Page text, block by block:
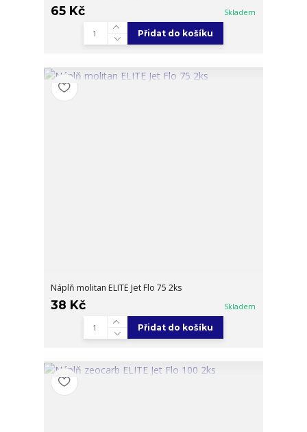
65 Kč Skladem
Přidat do košíku
Náplň molitan ELITE Jet Flo 75 2ks
38 Kč Skladem
Přidat do košíku